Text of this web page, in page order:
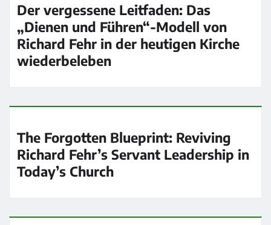
Der vergessene Leitfaden: Das
„Dienen und Führen“-Modell von
Richard Fehr in der heutigen Kirche
wiederbeleben
The Forgotten Blueprint: Reviving
Richard Fehr’s Servant Leadership in
Today’s Church